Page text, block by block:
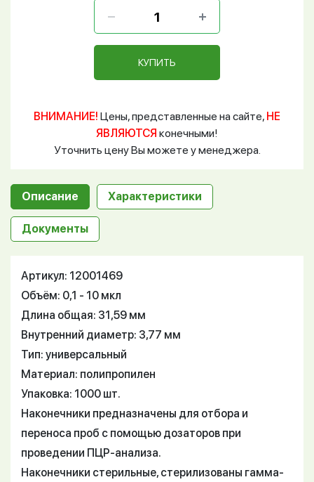
КУПИТЬ
ВНИМАНИЕ! Цены, представленные на сайте, НЕ
ЯВЛЯЮТСЯ конечными!
Уточнить цену Вы можете у менеджера.
Описание Характеристики
Документы
Артикул: 12001469
Объём: 0,1 - 10 мкл
Длина общая: 31,59 мм
Внутренний диаметр: 3,77 мм
Тип: универсальный
Материал: полипропилен
Упаковка: 1000 шт.
Наконечники предназначены для отбора и
переноса проб с помощью дозаторов при
проведении ПЦР-анализа.
Наконечники стерильные, стерилизованы гамма-